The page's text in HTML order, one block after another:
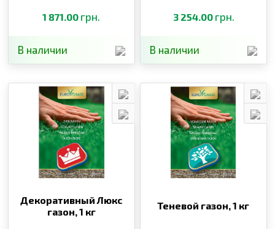
1 871.00 грн.
В наличии
3 254.00 грн.
В наличии
Декоративный Люкс
газон,1 кг
Теневой газон,1 кг